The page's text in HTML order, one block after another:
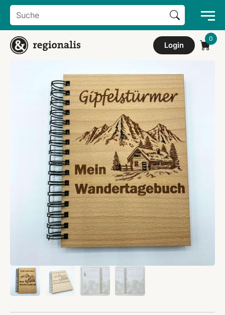
Search
for:
Search Button
Login